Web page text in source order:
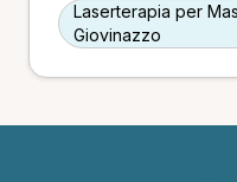
Laserterapia per
Giovinazzo